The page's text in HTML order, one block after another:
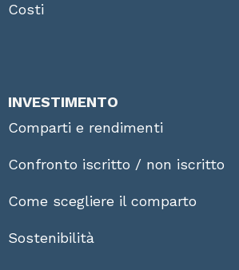
Costi
INVESTIMENTO
Comparti e rendimenti
Confronto iscritto / non iscritto
Come scegliere il comparto
Sostenibilità